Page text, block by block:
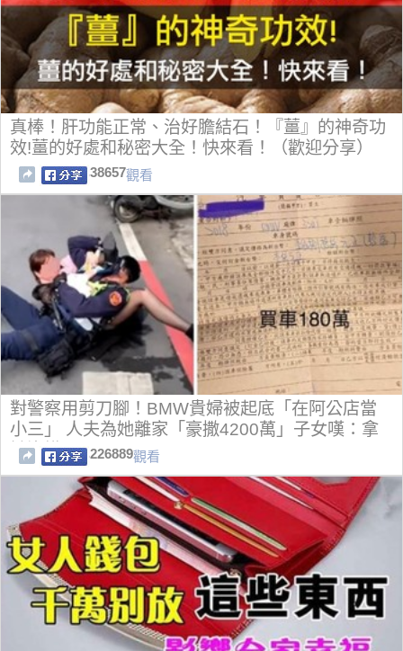
真棒！肝功能正常、治好膽結石！『薑』的神奇功
效!薑的好處和秘密大全！快來看！（歡迎分享）
38657觀看
對警察用剪刀腳！BMW貴婦被起底「在阿公店當
小三」 人夫為她離家「豪撒4200萬」子女嘆：拿
她沒轍
226889觀看